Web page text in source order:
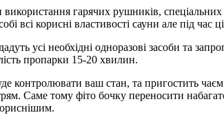
гарячих рушників, спеціальних
всі корисні властивості сауни але під
усі необхідні одноразові засоби та
пропарки 15-20 хвилин.
контролювати ваш стан, та пригостить
Саме тому фіто бочку переносити